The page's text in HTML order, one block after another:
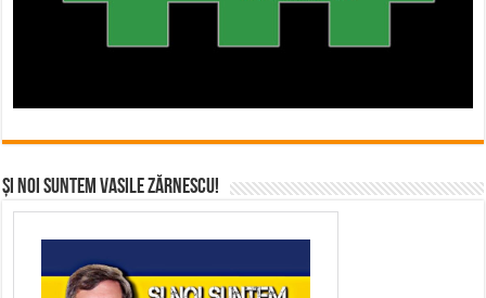
Și noi suntem Vasile Zărnescu!